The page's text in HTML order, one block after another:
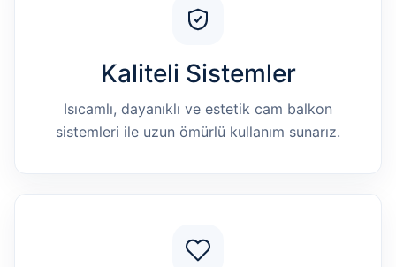
Kaliteli Sistemler
Isıcamlı, dayanıklı ve estetik cam balkon
sistemleri ile uzun ömürlü kullanım sunarız.